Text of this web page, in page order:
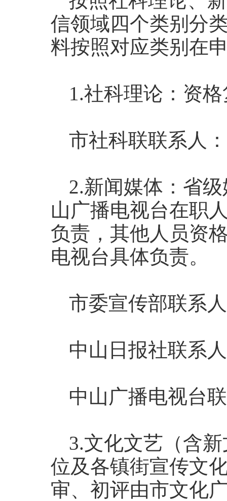
信领域四个类别分
料按照对应类别在
1.社科理论：资
市社科联联系人
2.新闻媒体：省
山广播电视台在职
负责，其他人员资
电视台具体负责。
市委宣传部联系
中山日报社联系
中山广播电视台
3.文化文艺（含
位及各镇街宣传文
审、初评由市文化